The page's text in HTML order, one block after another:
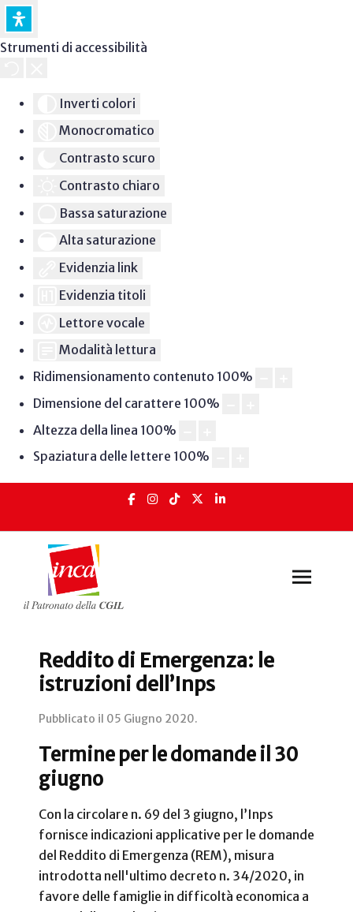
Strumenti di accessibilità
Inverti colori
Monocromatico
Contrasto scuro
Contrasto chiaro
Bassa saturazione
Alta saturazione
Evidenzia link
Evidenzia titoli
Lettore vocale
Modalità lettura
Ridimensionamento contenuto 100%
Dimensione del carattere 100%
Altezza della linea 100%
Spaziatura delle lettere 100%
Reddito di Emergenza: le
istruzioni dell’Inps
Pubblicato il 05 Giugno 2020.
Termine per le domande il 30
giugno
Con la circolare n. 69 del 3 giugno, l’Inps
fornisce indicazioni applicative per le domande
del Reddito di Emergenza (REM), misura
introdotta nell'ultimo decreto n. 34/2020, in
favore delle famiglie in difficoltà economica a